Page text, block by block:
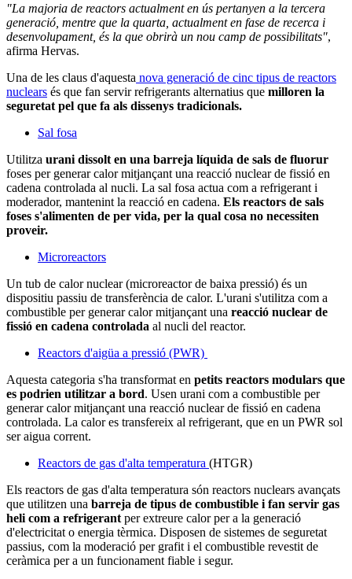
"La majoria de reactors actualment en ús pertanyen a la tercera
generació, mentre que la quarta, actualment en fase de recerca i
desenvolupament, és la que obrirà un nou camp de possibilitats",
afirma Hervas.
Una de les claus d'aquesta nova generació de cinc tipus de reactors
nuclears és que fan servir refrigerants alternatius que milloren la
seguretat pel que fa als dissenys tradicionals.
Sal fosa
Utilitza urani dissolt en una barreja líquida de sals de fluorur
foses per generar calor mitjançant una reacció nuclear de fissió en
cadena controlada al nucli. La sal fosa actua com a refrigerant i
moderador, mantenint la reacció en cadena. Els reactors de sals
foses s'alimenten de per vida, per la qual cosa no necessiten
proveir.
Microreactors
Un tub de calor nuclear (microreactor de baixa pressió) és un
dispositiu passiu de transferència de calor. L'urani s'utilitza com a
combustible per generar calor mitjançant una reacció nuclear de
fissió en cadena controlada al nucli del reactor.
Reactors d'aigüa a pressió (PWR)
Aquesta categoria s'ha transformat en petits reactors modulars que
es podrien utilitzar a bord. Usen urani com a combustible per
generar calor mitjançant una reacció nuclear de fissió en cadena
controlada. La calor es transfereix al refrigerant, que en un PWR sol
ser aigua corrent.
Reactors de gas d'alta temperatura (HTGR)
Els reactors de gas d'alta temperatura són reactors nuclears avançats
que utilitzen una barreja de tipus de combustible i fan servir gas
heli com a refrigerant per extreure calor per a la generació
d'electricitat o energia tèrmica. Disposen de sistemes de seguretat
passius, com la moderació per grafit i el combustible revestit de
ceràmica per a un funcionament fiable i segur.